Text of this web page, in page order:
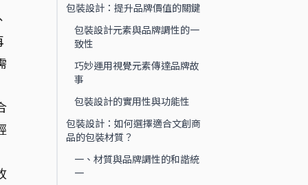
包裝設計：提升品牌價值的關鍵
包裝設計元素與品牌調性的一
致性
巧妙運用視覺元素傳達品牌故
事
包裝設計的實用性與功能性
包裝設計：如何選擇適合文創商
品的包裝材質？
一、材質與品牌調性的和諧統
一